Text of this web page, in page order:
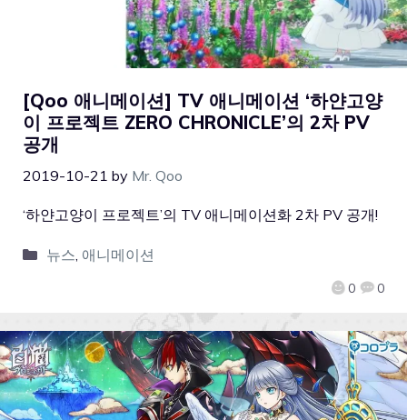
[Qoo 애니메이션] TV 애니메이션 ‘하얀고양
이 프로젝트 ZERO CHRONICLE’의 2차 PV
공개
2019-10-21 by Mr. Qoo
0 0
‘하얀고양이 프로젝트’의 TV 애니메이션화 2차 PV 공개!
뉴스, 애니메이션